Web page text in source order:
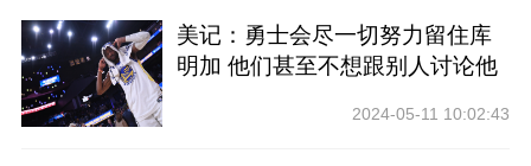
美记：勇士会尽一切努力留住库
明加 他们甚至不想跟别人讨论他
2024-05-11 10:02:43